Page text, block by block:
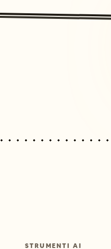
STRUMENTI AI